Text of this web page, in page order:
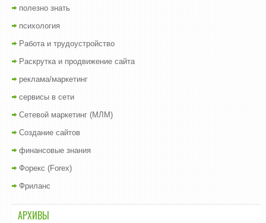
полезно знать
психология
Работа и трудоустройство
Раскрутка и продвижение сайта
реклама/маркетинг
сервисы в сети
Сетевой маркетинг (МЛМ)
Создание сайтов
финансовые знания
Форекс (Forex)
Фриланс
АРХИВЫ